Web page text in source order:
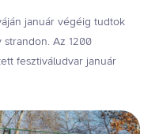
január végéig tudtok
Az 1200
fesztiváludvar január